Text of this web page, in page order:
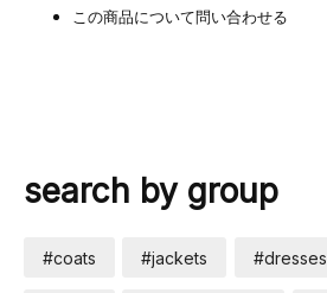
この商品について問い合わせる
search by group
#coats #jackets #dresses